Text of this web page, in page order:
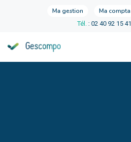
Ma gestion Ma compta
Tél. : 02 40 92 15 41